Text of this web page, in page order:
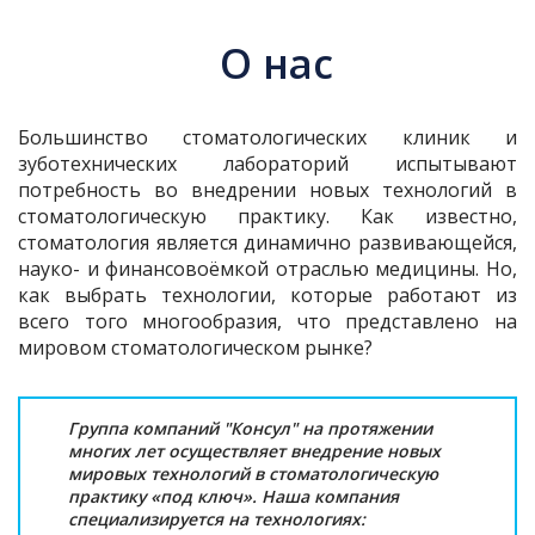
О нас
Большинство стоматологических клиник и
зуботехнических лабораторий испытывают
потребность во внедрении новых технологий в
стоматологическую практику. Как известно,
стоматология является динамично развивающейся,
науко- и финансовоёмкой отраслью медицины. Но,
как выбрать технологии, которые работают из
всего того многообразия, что представлено на
мировом стоматологическом рынке?
Группа компаний "Консул" на протяжении
многих лет осуществляет внедрение новых
мировых технологий в стоматологическую
практику «под ключ». Наша компания
специализируется на технологиях: